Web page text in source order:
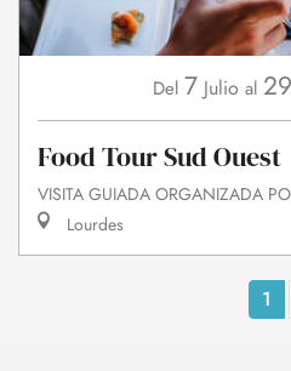
Del 7 Julio al 29
Food Tour Sud Ouest
VISITA GUIADA ORGANIZADA
Lourdes
1